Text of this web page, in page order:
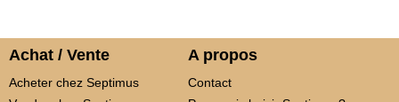
Achat / Vente
Acheter chez Septimus
A propos
Contact